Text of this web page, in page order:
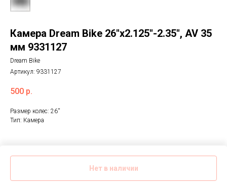
Камера Dream Bike 26"x2.125"-2.35", AV 35
мм 9331127
Dream Bike
Артикул: 9331127
500 р.
Нет в наличии
Размер колес: 26''
Тип: Камера